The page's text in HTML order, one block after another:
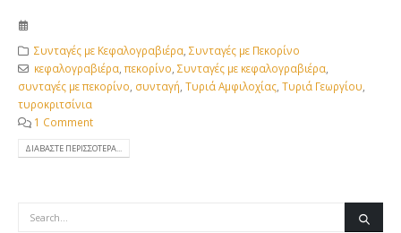
Συνταγές με Κεφαλογραβιέρα, Συνταγές με Πεκορίνο
κεφαλογραβιέρα,πεκορίνο, Συνταγές με κεφαλογραβιέρα,
συνταγές με πεκορίνο, συνταγή, Τυριά Αμφιλοχίας, Τυριά Γεωργίου,
τυροκριτσίνια
1 Comment
ΔΙΑΒΆΣΤΕ ΠΕΡΙΣΣΌΤΕΡΑ...